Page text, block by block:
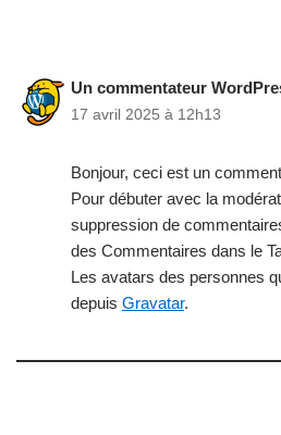
Un commentateur
17 avril 2025 à 12h13
Bonjour, ceci est un
Pour débuter avec la
suppression de
des Commentaires dans le
Les avatars des personnes
depuis Gravatar.